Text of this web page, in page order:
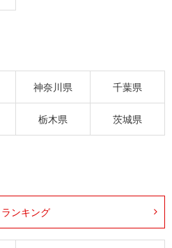
神奈川県 千葉県
栃木県 茨城県
ランキング